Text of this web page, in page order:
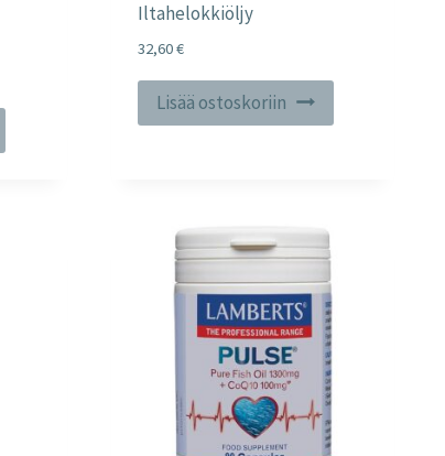
Iltahelokkiöljy
32,60€
Lisää ostoskoriin